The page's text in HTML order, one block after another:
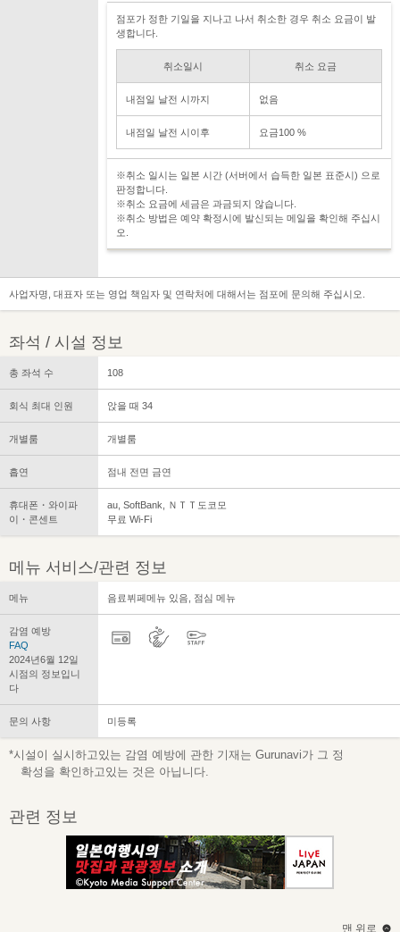
점포가 정한 기일을 지나고 나서 취소한 경우 취소 요금이 발
생합니다.
취소일시 취소 요금
내점일 날전 시까지 없음
내점일 날전 시이후 요금100 %
※취소 일시는 일본 시간 (서버에서 습득한 일본 표준시) 으로
판정합니다.
※취소 요금에 세금은 과금되지 않습니다.
※취소 방법은 예약 확정시에 발신되는 메일을 확인해 주십시
오.
사업자명, 대표자 또는 영업 책임자 및 연락처에 대해서는 점포에 문의해 주십시오.
좌석 / 시설 정보
총 좌석 수 108
회식 최대 인원 앉을 때 34
개별룸 개별룸
흡연 점내 전면 금연
휴대폰・와이파
이・콘센트
au, SoftBank, ＮＴＴ도코모
무료 Wi-Fi
메뉴 서비스/관련 정보
메뉴 음료뷔페메뉴 있음, 점심 메뉴
감염 예방
FAQ
2024년6월 12일
시점의 정보입니
다
문의 사항 미등록
*시설이 실시하고있는 감염 예방에 관한 기재는 Gurunavi가 그 정
확성을 확인하고있는 것은 아닙니다.
관련 정보
맨 위로